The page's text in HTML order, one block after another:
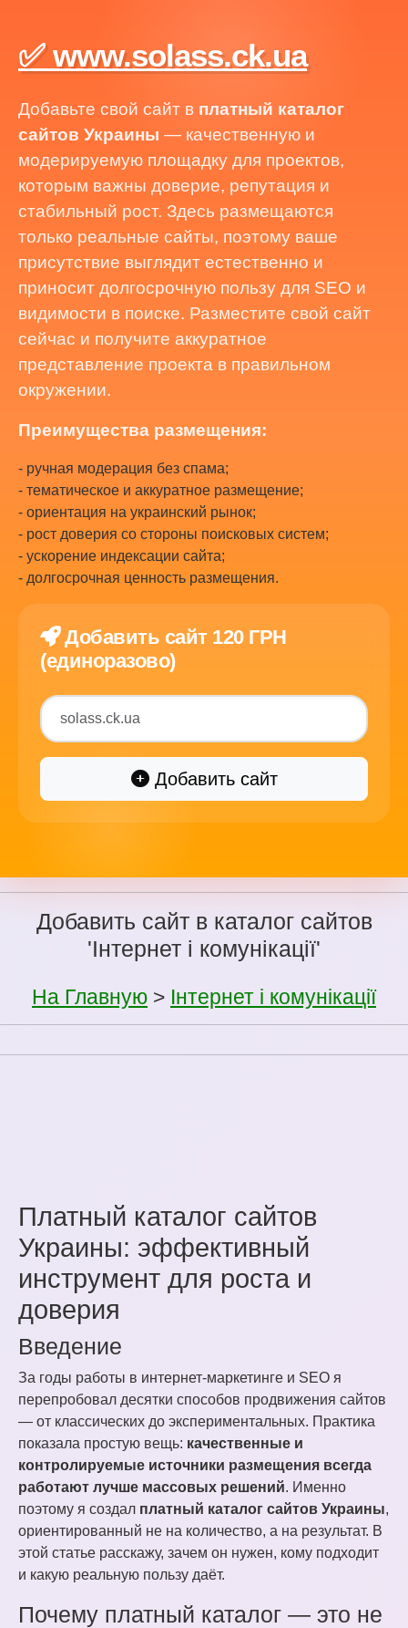
✅ www.solass.ck.ua
Добавьте свой сайт в платный каталог
сайтов Украины — качественную и
модерируемую площадку для проектов,
которым важны доверие, репутация и
стабильный рост. Здесь размещаются
только реальные сайты, поэтому ваше
присутствие выглядит естественно и
приносит долгосрочную пользу для SEO и
видимости в поиске. Разместите свой сайт
сейчас и получите аккуратное
представление проекта в правильном
окружении.
Преимущества размещения:
- ручная модерация без спама;
- тематическое и аккуратное размещение;
- ориентация на украинский рынок;
- рост доверия со стороны поисковых систем;
- ускорение индексации сайта;
- долгосрочная ценность размещения.
Добавить сайт 120 ГРН
(единоразово)
Добавить сайт
Добавить сайт в каталог сайтов
'Інтернет і комунікації'
На Главную > Інтернет і комунікації
Платный каталог сайтов
Украины: эффективный
инструмент для роста и
доверия
Введение
За годы работы в интернет-маркетинге и SEO я
перепробовал десятки способов продвижения сайтов
— от классических до экспериментальных. Практика
показала простую вещь: качественные и
контролируемые источники размещения всегда
работают лучше массовых решений. Именно
поэтому я создал платный каталог сайтов Украины,
ориентированный не на количество, а на результат. В
этой статье расскажу, зачем он нужен, кому подходит
и какую реальную пользу даёт.
Почему платный каталог — это не